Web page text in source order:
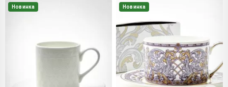
Новинка Новинка